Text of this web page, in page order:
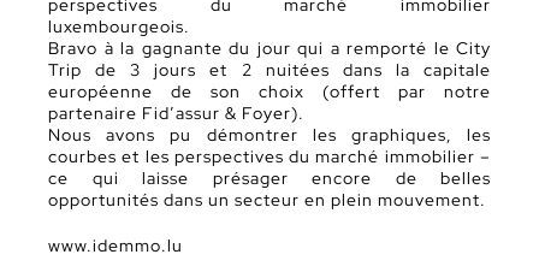
perspectives du marché immobilier
luxembourgeois.
Bravo à la gagnante du jour qui a remporté le City
Trip de 3 jours et 2 nuitées dans la capitale
européenne de son choix (offert par notre
partenaire Fid’assur & Foyer).
Nous avons pu démontrer les graphiques, les
courbes et les perspectives du marché immobilier –
ce qui laisse présager encore de belles
opportunités dans un secteur en plein mouvement.
www.idemmo.lu